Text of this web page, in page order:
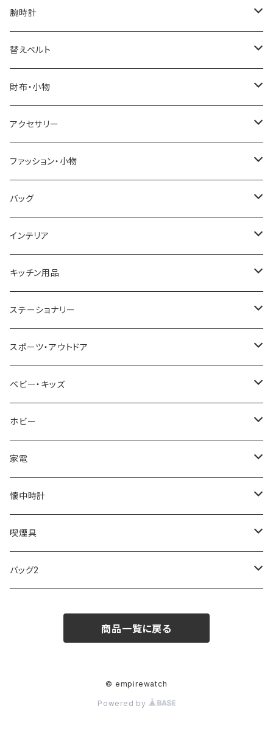
腕時計
ELGIN
SALVATORE MARRA
CASIO
GRANDEUR
COGU
GAGA MILANO
CACTUS
TIMEX
NIXON
AVALANCHE
ORIENT
ZEPPELIN
SKAGEN
FOOTBALL WATCHES
ARCA FUTURA
替えベルト
COACH
DANIEL WELLINGTON
LACOSTE
DIESEL
MICHAEL KORS
NO BRAND
財布・小物
SONNE
DUCT
TRANSNUMBER
SAAMA HOMME
ARNOLD PALMER
MICHAEL KORS
DIESEL
ALV
Merge
ETTINGER
COACH
BVLGARI
VANQUISH
アクセサリー
GUCCI
TIFFANY&CO
FOLLI FOLLIE
POLICE
PAUL HEWITT
22designstudio
BOTTEGA VENETA
EMPORIO ARMANI
CALVIN KLEIN
DANIEL WELLINGTON
SWAROVSKI
VIVIENNE WESTWOOD
ファッション・小物
DAKS
栃木レザー
NIKE
DUNHILL
NEWYORKER
OROBIANCO
Ellese
COLEMAN
MONTBLANC
Fashion Accessory Cllection
ISLAND
バッグ
MANHATTAN PORTAGE
United HOMME
RODANIA
BEAMZSQUARE
BLAZER CLUB
ANDY HAWARD
G GUSTO
GULLWING
LESPORTSAC
PRADA
インテリア
CRYSTOCRAFT
SEIKO
CITIZEN
BRAUN
RHYTHM
BLOSSOM
MONDAINE
MAWA
その他
キッチン用品
I'mD
Helios
VALENTINO VISCANI
ステーショナリー
LAMY
WATERMAN
PARKER
PELIKAN
CROSS
MONTBLANC
SWAROVSKI
スポーツ・アウトドア
Trangia
Barebones
FEUERHAND
CASIO
ベビー・キッズ
ふわりぃ
ERGO BABY
ホビー
その他
AMOS
OMMIX
COACH
家電
CREATE
TORAY
OMRON
SPICE OF LIFE
懐中時計
MONDAINE
喫煙具
ZIPPO
TSUBOTA PEARL
バッグ2
商品一覧に戻る
© empirewatch
Powered by